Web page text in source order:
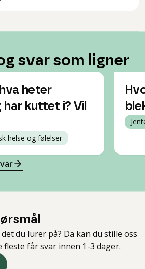
svar som ligner
heter
har kuttet i? Vil
helse og følelser
du lurer på? Da kan du stille oss
fleste får svar innen 1-3 dager.